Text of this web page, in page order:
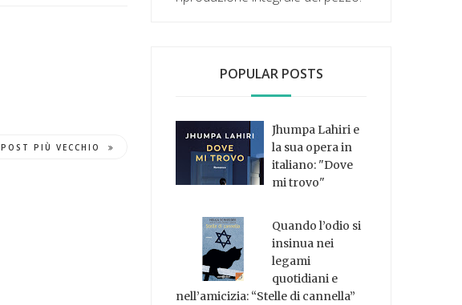
POST PIÙ VECCHIO
POPULAR POSTS
Jhumpa Lahiri e
la sua opera in
italiano: "Dove
mi trovo"
Quando l’odio si
insinua nei
legami
quotidiani e
nell’amicizia: “Stelle di cannella”